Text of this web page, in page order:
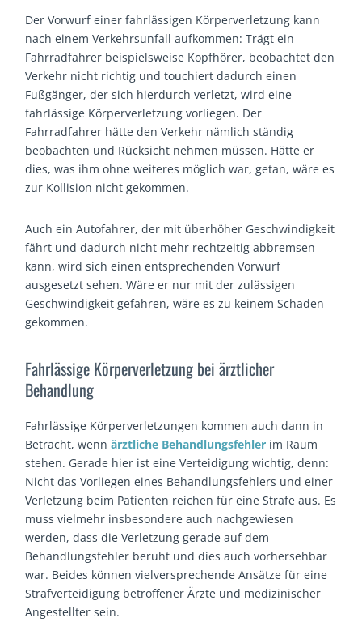
Der Vorwurf einer fahrlässigen Körperverletzung kann
nach einem Verkehrsunfall aufkommen: Trägt ein
Fahrradfahrer beispielsweise Kopfhörer, beobachtet den
Verkehr nicht richtig und touchiert dadurch einen
Fußgänger, der sich hierdurch verletzt, wird eine
fahrlässige Körperverletzung vorliegen. Der
Fahrradfahrer hätte den Verkehr nämlich ständig
beobachten und Rücksicht nehmen müssen. Hätte er
dies, was ihm ohne weiteres möglich war, getan, wäre es
zur Kollision nicht gekommen.
Auch ein Autofahrer, der mit überhöher Geschwindigkeit
fährt und dadurch nicht mehr rechtzeitig abbremsen
kann, wird sich einen entsprechenden Vorwurf
ausgesetzt sehen. Wäre er nur mit der zulässigen
Geschwindigkeit gefahren, wäre es zu keinem Schaden
gekommen.
Fahrlässige Körperverletzung bei ärztlicher
Behandlung
Fahrlässige Körperverletzungen kommen auch dann in
Betracht, wennärztliche Behandlungsfehler im Raum
stehen. Gerade hier ist eine Verteidigung wichtig, denn:
Nicht das Vorliegen eines Behandlungsfehlers und einer
Verletzung beim Patienten reichen für eine Strafe aus. Es
muss vielmehr insbesondere auch nachgewiesen
werden, dass die Verletzung gerade auf dem
Behandlungsfehler beruht und dies auch vorhersehbar
war. Beides können vielversprechende Ansätze für eine
Strafverteidigung betroffener Ärzte und medizinischer
Angestellter sein.